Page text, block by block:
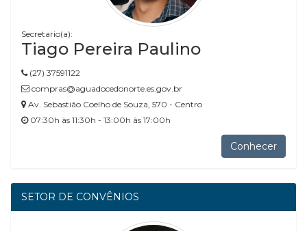
Secretario(a):
Tiago Pereira Paulino
(27) 37591122
compras@aguadocedonorte.es.gov.br
Av. Sebastião Coelho de Souza, 570 - Centro
07:30h às 11:30h - 13:00h às 17:00h
Conhecer
SETOR DE CONVÊNIOS